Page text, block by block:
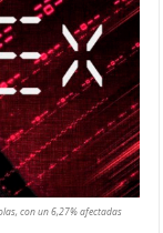
con un 6,27% afectadas